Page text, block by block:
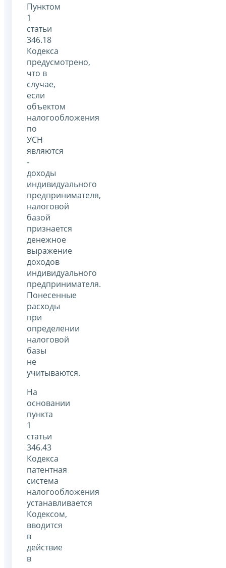
Пунктом
1
статьи
346.18
Кодекса
предусмотрено,
что в
случае,
если
объектом
налогообложения
по
УСН
являются
-
доходы
индивидуального
предпринимателя,
налоговой
базой
признается
денежное
выражение
доходов
индивидуального
предпринимателя.
Понесенные
расходы
при
определении
налоговой
базы
не
учитываются.
На
основании
пункта
1
статьи
346.43
Кодекса
патентная
система
налогообложения
устанавливается
Кодексом,
вводится
в
действие
в